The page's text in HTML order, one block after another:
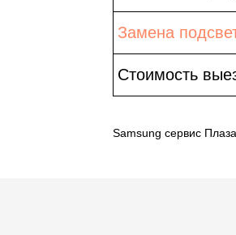
Замена
Стоимость
Samsung сервис